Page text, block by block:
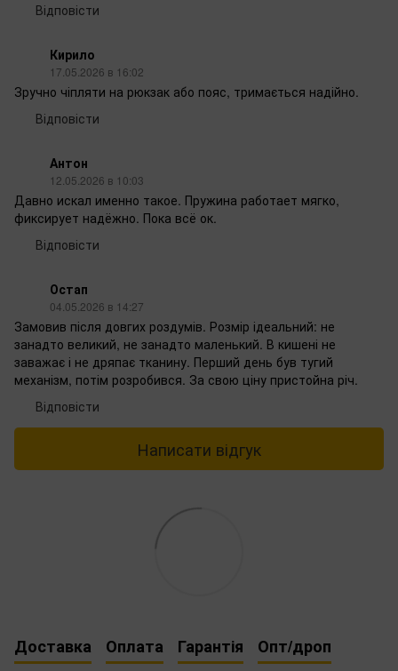
Відповісти
Кирило
17.05.2026 в 16:02
Зручно чіпляти на рюкзак або пояс, тримається надійно.
Відповісти
Антон
12.05.2026 в 10:03
Давно искал именно такое. Пружина работает мягко,
фиксирует надёжно. Пока всё ок.
Відповісти
Остап
04.05.2026 в 14:27
Замовив після довгих роздумів. Розмір ідеальний: не
занадто великий, не занадто маленький. В кишені не
заважає і не дряпає тканину. Перший день був тугий
механізм, потім розробився. За свою ціну пристойна річ.
Відповісти
Написати відгук
Доставка Оплата Гарантія Опт/дроп